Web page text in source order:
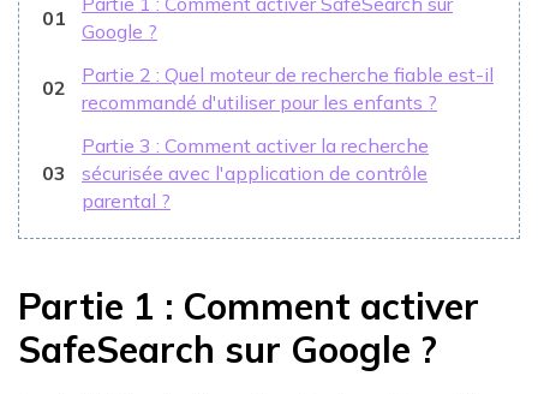
01
Google ?
02
Partie 2 : Quel moteur de recherche fiable est-il
recommandé d'utiliser pour les enfants ?
03
Partie 3 : Comment activer la recherche
sécurisée avec l'application de contrôle
parental ?
Partie 1 : Comment activer
SafeSearch sur Google ?